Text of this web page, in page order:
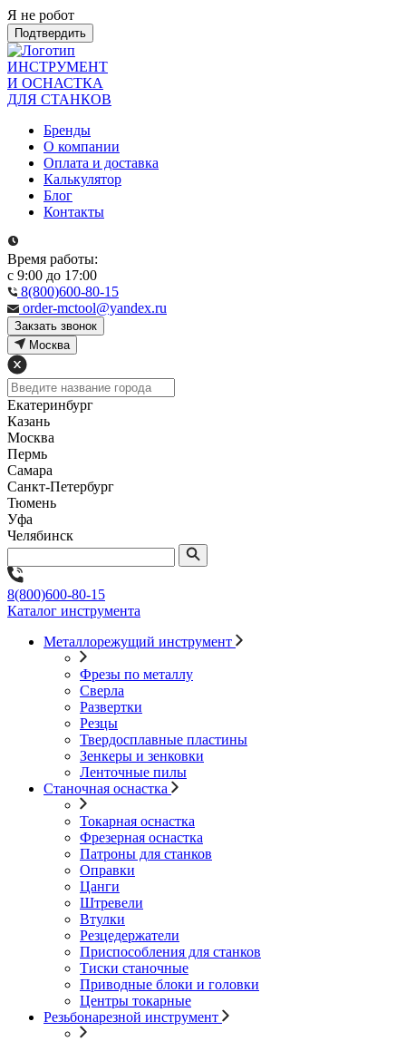
Я не робот
Подтвердить
ИНСТРУМЕНТ
И ОСНАСТКА
ДЛЯ СТАНКОВ
Бренды
О компании
Оплата и доставка
Калькулятор
Блог
Контакты
Время работы:
с 9:00 до 17:00
8(800)600-80-15
order-mctool@yandex.ru
Закзать звонок
Москва
Екатеринбург
Казань
Москва
Пермь
Самара
Санкт-Петербург
Тюмень
Уфа
Челябинск
8(800)600-80-15
Каталог инструмента
Металлорежущий инструмент
Фрезы по металлу
Сверла
Развертки
Резцы
Твердосплавные пластины
Зенкеры и зенковки
Ленточные пилы
Станочная оснастка
Токарная оснастка
Фрезерная оснастка
Патроны для станков
Оправки
Цанги
Штревели
Втулки
Резцедержатели
Приспособления для станков
Тиски станочные
Приводные блоки и головки
Центры токарные
Резьбонарезной инструмент